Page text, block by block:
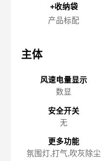
+收纳袋
产品标配
主体
风速电量显示
数显
安全开关
无
更多功能
氛围灯,打气,吹灰除尘